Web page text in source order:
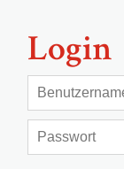
Login